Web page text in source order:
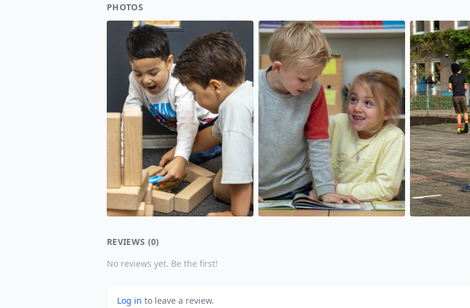
PHOTOS
REVIEWS (0)
No reviews yet. Be the first!
Log in to leave a review.